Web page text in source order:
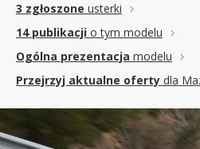
3 zgłoszone usterki
14 publikacji o tym modelu
Ogólna prezentacja modelu
Przejrzyj aktualne oferty dla